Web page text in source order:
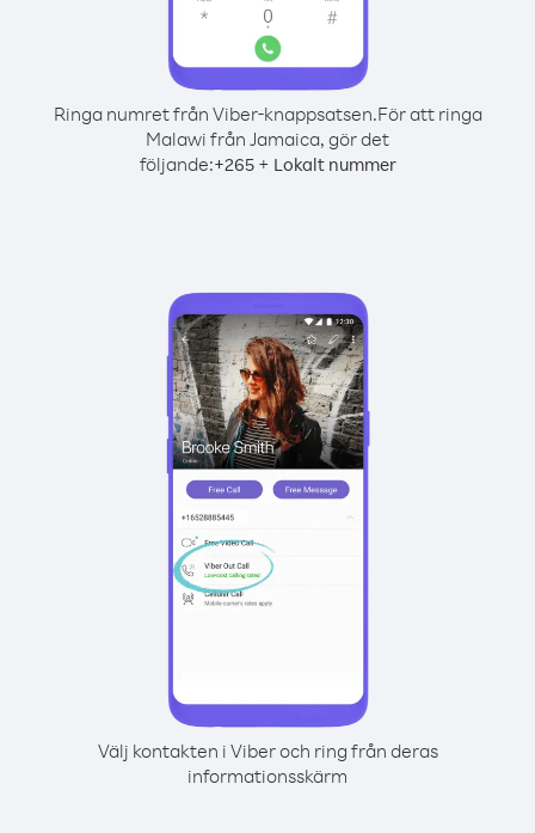
Ringa numret från Viber-knappsatsen.För att ringa
Malawi från Jamaica, gör det
följande:+265+ Lokalt nummer
Välj kontakten i Viber och ring från deras
informationsskärm